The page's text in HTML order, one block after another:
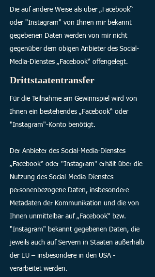
Die auf andere Weise als über „Facebook“
oder "Instagram" von Ihnen mir bekannt
gegebenen Daten werden von mir nicht
gegenüber dem obigen Anbieter des Social-
Media-Dienstes „Facebook“ offengelegt.
Drittstaatentransfer
Für die Teilnahme am Gewinnspiel wird von
Ihnen ein bestehendes „Facebook“ oder
"Instagram"-Konto benötigt.
Der Anbieter des Social-Media-Dienstes
„Facebook“ oder "Instagram" erhält über die
Nutzung des Social-Media-Dienstes
personenbezogene Daten, insbesondere
Metadaten der Kommunikation und die von
Ihnen unmittelbar auf „Facebook“ bzw.
"Instagram" bekannt gegebenen Daten, die
jeweils auch auf Servern in Staaten außerhalb
der EU – insbesondere in den USA -
verarbeitet werden.